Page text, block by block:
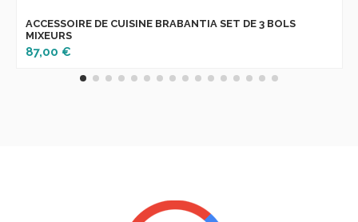
ACCESSOIRE DE CUISINE BRABANTIA SET DE 3 BOLS
MIXEURS
87,00 €